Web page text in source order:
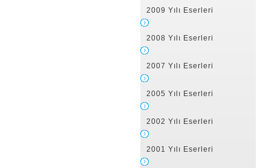
2009 Yılı Eserleri
2008 Yılı Eserleri
2007 Yılı Eserleri
2005 Yılı Eserleri
2002 Yılı Eserleri
2001 Yılı Eserleri